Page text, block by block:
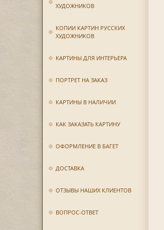
ХУДОЖНИКОВ
КОПИИ КАРТИН РУССКИХ
ХУДОЖНИКОВ
КАРТИНЫ ДЛЯ ИНТЕРЬЕРА
ПОРТРЕТ НА ЗАКАЗ
КАРТИНЫ В НАЛИЧИИ
КАК ЗАКАЗАТЬ КАРТИНУ
ОФОРМЛЕНИЕ В БАГЕТ
ДОСТАВКА
ОТЗЫВЫ НАШИХ КЛИЕНТОВ
ВОПРОС-ОТВЕТ